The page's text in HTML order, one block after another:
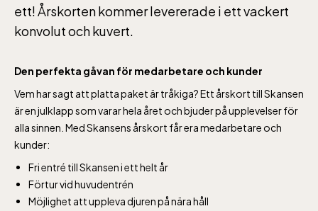
ett! Årskorten kommer levererade i ett vackert
konvolut och kuvert.
Den perfekta gåvan för medarbetare och kunder
Vem har sagt att platta paket är tråkiga? Ett årskort till Skansen
är en julklapp som varar hela året och bjuder på upplevelser för
alla sinnen. Med Skansens årskort får era medarbetare och
kunder:
Fri entré till Skansen i ett helt år
Förtur vid huvudentrén
Möjlighet att uppleva djuren på nära håll